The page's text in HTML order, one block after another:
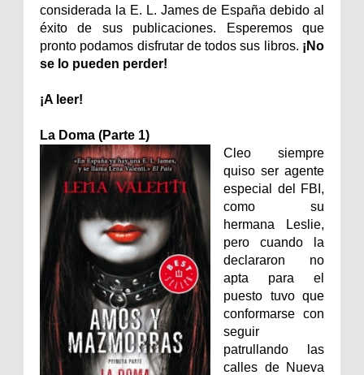
considerada la E. L. James de España debido al
éxito de sus publicaciones. Esperemos que
pronto podamos disfrutar de todos sus libros. ¡No
se lo pueden perder!
¡A leer!
La Doma (Parte 1)
Cleo siempre
quiso ser agente
especial del FBI,
como su
hermana Leslie,
pero cuando la
declararon no
apta para el
puesto tuvo que
conformarse con
seguir
patrullando las
calles de Nueva